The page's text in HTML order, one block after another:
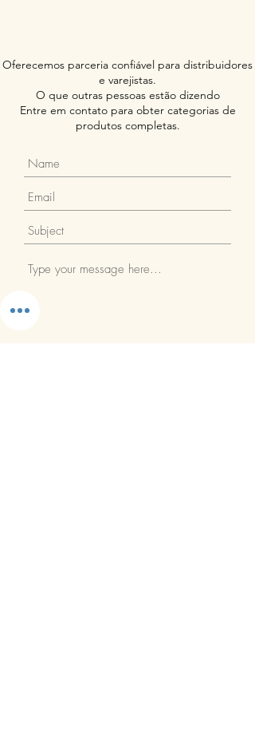
Oferecemos parceria confiável para distribuidores
e varejistas.
O que outras pessoas estão dizendo
Entre em contato para obter categorias de
produtos completas.